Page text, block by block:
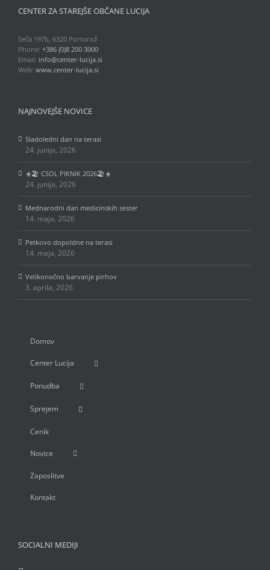
CENTER ZA STAREJŠE OBČANE LUCIJA
Seča 197b, 6320 Portorož
Phone: +386 (0)8 200 3000
Email: info@center-lucija.si
Web: www.center-lucija.si
NAJNOVEJŠE NOVICE
Sladoledni dan na terasi
24. junija, 2026
☀️🏖️ CSOL PIKNIK 2026🏖️☀️
24. junija, 2026
Mednarodni dan medicinskih sester
14. maja, 2026
Petkovo dopoldne na terasi
14. maja, 2026
Velikonočno barvanje pirhov
3. aprila, 2026
Domov
Center Lucija
Ponudba
Sprejem
Cenik
Novice
Zaposlitve
Kontakt
SOCIALNI MEDIJI